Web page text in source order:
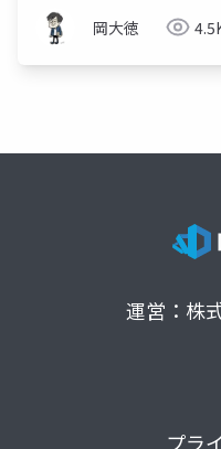
岡大徳
運営：株
プラ